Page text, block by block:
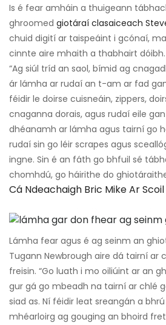
Is é fear amháin a thuigeann
ghroomed giotáraí clasaiceach
chuid digití ar taispeáint i gcónaí,
cinnte aire mhaith a thabhairt dóibh.
“Ag siúl tríd an saol, bímid ag
ár lámha ar rudaí an t-am ar fad
féidir le doirse cuisneáin, zippers,
cnaganna dorais, agus rudaí eile
dhéanamh ar lámha agus tairní go
rudaí sin go léir scrapes agus
ingne. Sin é an fáth go bhfuil sé
chomhdú, go háirithe do
Cá Ndeachaigh Bric Mike Ar
Lámha fear agus é ag seinm an
Tugann Newbrough aire dá tairní ar
freisin. “Go luath i mo oiliúint ar an
gur gá go mbeadh na tairní ar chlé
siad as. Ní féidir leat sreangán a
mhéarloirg ag gouging an bhoird